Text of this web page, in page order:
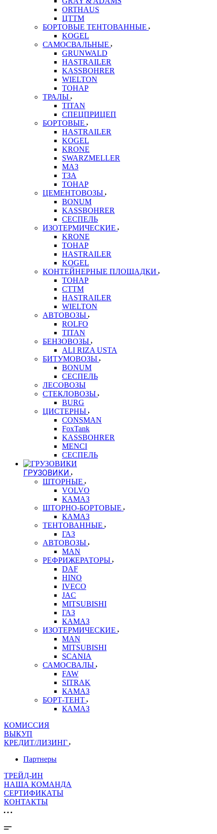
ORTHAUS
ЦТТМ
БОРТОВЫЕ ТЕНТОВАННЫЕ
KOGEL
САМОСВАЛЬНЫЕ
GRUNWALD
HASTRAILER
KASSBOHRER
WIELTON
ТОНАР
ТРАЛЫ
TITAN
СПЕЦПРИЦЕП
БОРТОВЫЕ
HASTRAILER
KOGEL
KRONE
SWARZMELLER
МАЗ
ТЗА
ТОНАР
ЦЕМЕНТОВОЗЫ
BONUM
KASSBOHRER
СЕСПЕЛЬ
ИЗОТЕРМИЧЕСКИЕ
KRONE
ТОНАР
HASTRAILER
KOGEL
КОНТЕЙНЕРНЫЕ ПЛОЩАДКИ
ТОНАР
CTTM
HASTRAILER
WIELTON
АВТОВОЗЫ
ROLFO
TITAN
БЕНЗОВОЗЫ
ALI RIZA USTA
БИТУМОВОЗЫ
BONUM
СЕСПЕЛЬ
ЛЕСОВОЗЫ
СТЕКЛОВОЗЫ
BURG
ЦИСТЕРНЫ
CONSMAN
FoxTank
KASSBOHRER
MENCI
СЕСПЕЛЬ
ГРУЗОВИКИ
ШТОРНЫЕ
VOLVO
КАМАЗ
ШТОРНО-БОРТОВЫЕ
КАМАЗ
ТЕНТОВАННЫЕ
ГАЗ
АВТОВОЗЫ
MAN
РЕФРИЖЕРАТОРЫ
DAF
HINO
IVECO
JAC
MITSUBISHI
ГАЗ
КАМАЗ
ИЗОТЕРМИЧЕСКИЕ
MAN
MITSUBISHI
SCANIA
САМОСВАЛЫ
FAW
SITRAK
КАМАЗ
БОРТ-ТЕНТ
КАМАЗ
КОМИССИЯ
ВЫКУП
КРЕДИТ/ЛИЗИНГ
Партнеры
ТРЕЙД-ИН
НАША КОМАНДА
СЕРТИФИКАТЫ
КОНТАКТЫ